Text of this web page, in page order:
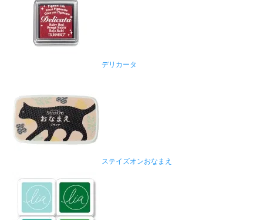
デリカータ
ステイズオンおなまえ